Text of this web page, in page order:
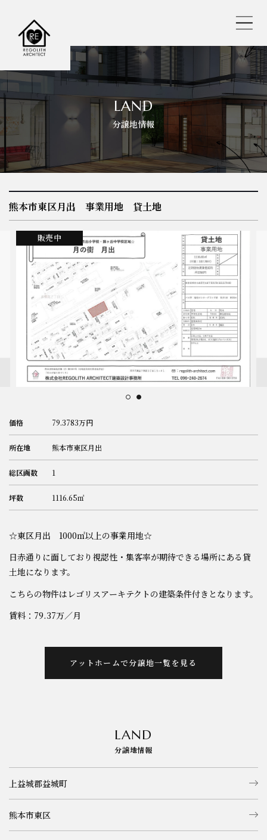
レゴリスの人気おすすめ仕様
REGOLITH STYLE
選べる工法
耐震へのこだわり
バーチャル内見
スタッフ紹介
会社概要
プライバシーポリシー
施工事例
イベント情報
分譲地情報
お知らせ
LAND
分譲地情報
熊本市東区月出 事業用地 貸土地
販売中
価格 79.3783万円
所在地 熊本市東区月出
総区画数 1
坪数 1116.65㎡
☆東区月出 1000㎡以上の事業用地☆
日赤通りに面しており視認性・集客率が期待できる場所にある貸
土地になります。
こちらの物件はレゴリスアーキテクトの建築条件付きとなります。
賃料：79.37万／月
アットホームで分譲地一覧を見る
LAND
分譲地情報
上益城郡益城町
熊本市東区